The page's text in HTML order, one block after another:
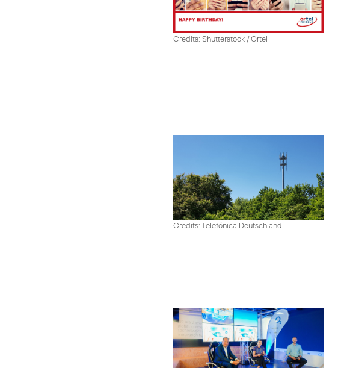
Credits: Shutterstock / Ortel
Credits: Telefónica Deutschland